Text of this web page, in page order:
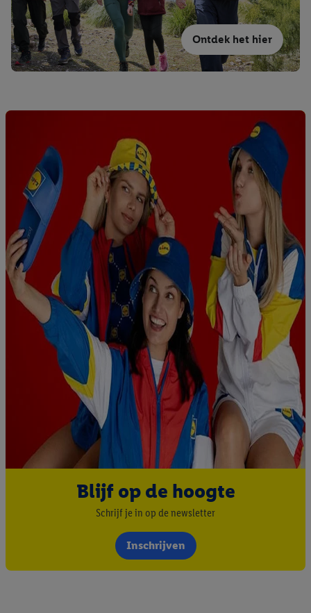
Ontdek het hier
Blijf op de hoogte
Schrijf je in op de newsletter
Inschrijven